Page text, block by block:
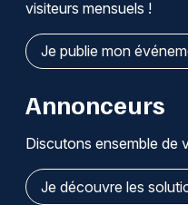
visiteurs mensuels !
Je publie mon
Annonceurs
Discutons ensemble de
Je découvre les